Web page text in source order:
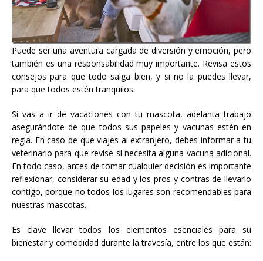
Puede ser una aventura cargada de diversión y emoción, pero
también es una responsabilidad muy importante. Revisa estos
consejos para que todo salga bien, y si no la puedes llevar,
para que todos estén tranquilos.
Si vas a ir de vacaciones con tu mascota, adelanta trabajo
asegurándote de que todos sus papeles y vacunas estén en
regla. En caso de que viajes al extranjero, debes informar a tu
veterinario para que revise si necesita alguna vacuna adicional.
En todo caso, antes de tomar cualquier decisión es importante
reflexionar, considerar su edad y los pros y contras de llevarlo
contigo, porque no todos los lugares son recomendables para
nuestras mascotas.
Es clave llevar todos los elementos esenciales para su
bienestar y comodidad durante la travesía, entre los que están: